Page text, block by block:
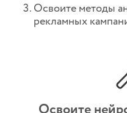
Освоите методы
рекламных